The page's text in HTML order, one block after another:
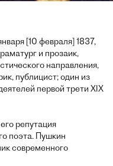
[10 февраля] 1837,
и прозаик,
направления,
публицист; один из
первой трети XIX
репутация
поэта. Пушкин
современного